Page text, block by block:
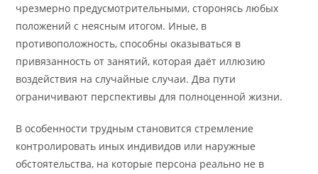
чрезмерно предусмотрительными, сторонясь любых
положений с неясным итогом. Иные, в
противоположность, способны оказываться в
привязанность от занятий, которая даёт иллюзию
воздействия на случайные случаи. Два пути
ограничивают перспективы для полноценной жизни.
В особенности трудным становится стремление
контролировать иных индивидов или наружные
обстоятельства, на которые персона реально не в